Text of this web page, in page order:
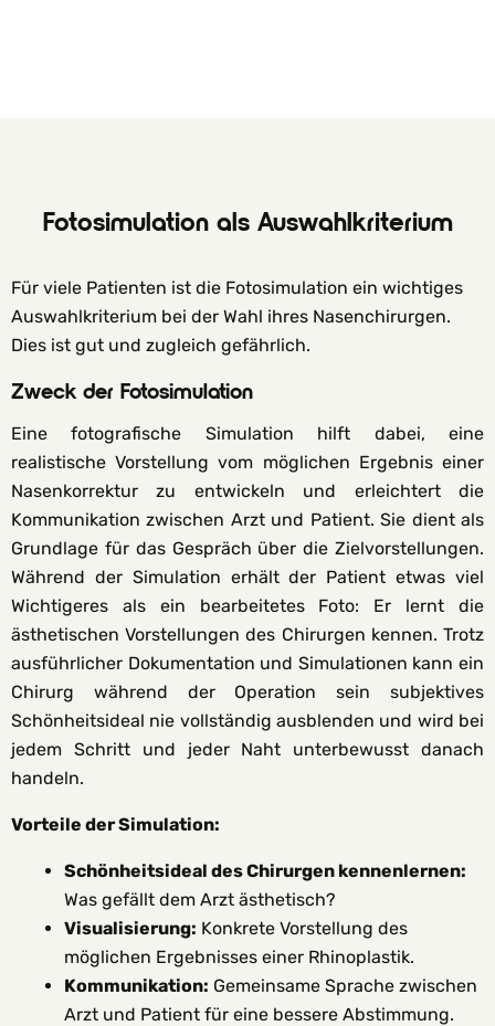
Fotosimulation als Auswahlkriterium
Für viele Patienten ist die Fotosimulation ein wichtiges
Auswahlkriterium bei der Wahl ihres Nasenchirurgen.
Dies ist gut und zugleich gefährlich.
Zweck der Fotosimulation
Eine fotografische Simulation hilft dabei, eine
realistische Vorstellung vom möglichen Ergebnis einer
Nasenkorrektur zu entwickeln und erleichtert die
Kommunikation zwischen Arzt und Patient. Sie dient als
Grundlage für das Gespräch über die Zielvorstellungen.
Während der Simulation erhält der Patient etwas viel
Wichtigeres als ein bearbeitetes Foto: Er lernt die
ästhetischen Vorstellungen des Chirurgen kennen. Trotz
ausführlicher Dokumentation und Simulationen kann ein
Chirurg während der Operation sein subjektives
Schönheitsideal nie vollständig ausblenden und wird bei
jedem Schritt und jeder Naht unterbewusst danach
handeln.
Vorteile der Simulation:
Schönheitsideal des Chirurgen kennenlernen:
Was gefällt dem Arzt ästhetisch?
Visualisierung: Konkrete Vorstellung des
möglichen Ergebnisses einer Rhinoplastik.
Kommunikation: Gemeinsame Sprache zwischen
Arzt und Patient für eine bessere Abstimmung.